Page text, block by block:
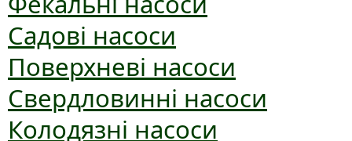
Садові насоси
Поверхневі насоси
Свердловинні насоси
Колодязні насоси